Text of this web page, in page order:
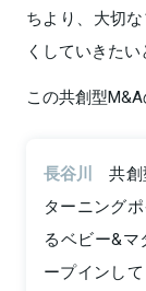
ちより、大切
くしていきた
この共創型
長谷川
共
ターニング
るベビー&
ープインし